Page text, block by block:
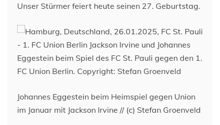
Unser Stürmer feiert heute seinen 27. Geburtstag.
Johannes Eggestein beim Heimspiel gegen Union
im Januar mit Jackson Irvine // (c) Stefan Groenveld